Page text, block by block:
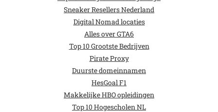
Sneaker Resellers Nederland
Digital Nomad locaties
Alles over GTA6
Top 10 Grootste Bedrijven
Pirate Proxy
Duurste domeinnamen
HesGoal F1
Makkelijke HBO opleidingen
Top 10 Hogescholen NL